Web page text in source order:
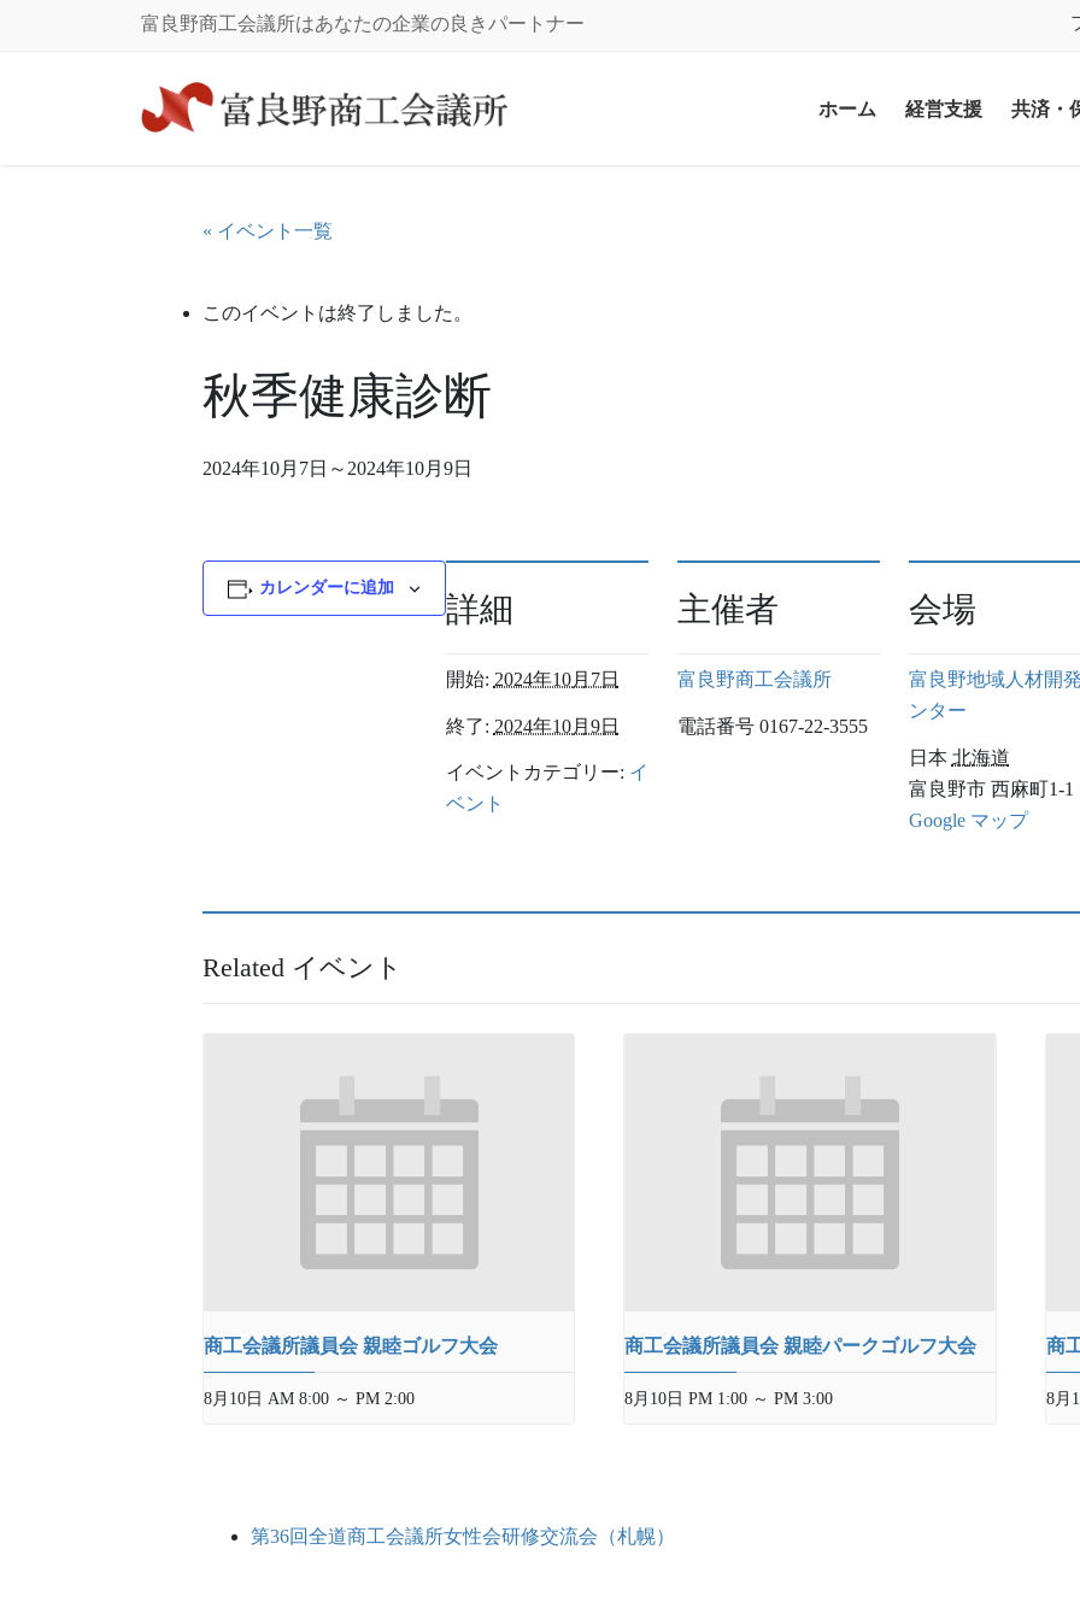
富良野商工会議所はあなたの企業の良きパートナー
ホーム 経営支援 共済・
« イベント一覧
このイベントは終了しました。
秋季健康診断
2024年10月7日 ～ 2024年10月9日
カレンダーに追加
詳細
開始: 2024年10月7日
終了: 2024年10月9日
イベントカテゴリー: イ
ベント
主催者
富良野商工会議所
電話番号 0167-22-3555
会場
富良野地域人材開
ンター
日本 北海道
富良野市 西麻町1-1
Google マップ
Related イベント
商工会議所議員会 親睦ゴルフ大会
8月10日 AM 8:00 ～ PM 2:00
商工会議所議員会 親睦パークゴルフ大会
8月10日 PM 1:00 ～ PM 3:00
商
8月
第36回全道商工会議所女性会研修交流会（札幌）